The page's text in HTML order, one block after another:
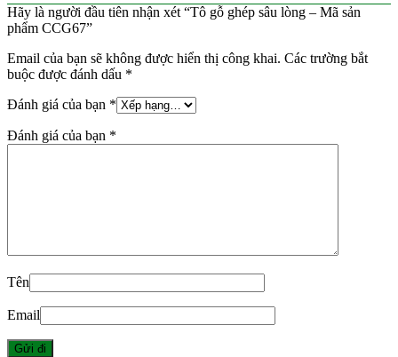
Hãy là người đầu tiên nhận xét “Tô gỗ ghép sâu lòng – Mã sản
phẩm CCG67”
Email của bạn sẽ không được hiển thị công khai. Các trường bắt
buộc được đánh dấu *
Đánh giá của bạn *
Đánh giá của bạn *
Tên
Email